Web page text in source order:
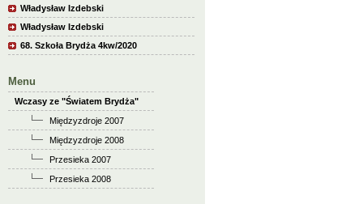
Władysław Izdebski
Władysław Izdebski
68. Szkoła Brydża 4kw/2020
Menu
Wczasy ze "Światem Brydża"
Międzyzdroje 2007
Międzyzdroje 2008
Przesieka 2007
Przesieka 2008